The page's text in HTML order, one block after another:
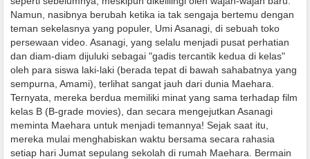
Namun, nasibnya berubah ketika ia tak sengaja bertemu dengan
teman sekelasnya yang populer, Umi Asanagi, di sebuah toko
persewaan video. Asanagi, yang selalu menjadi pusat perhatian
dan diam-diam dijuluki sebagai "gadis tercantik kedua di kelas"
oleh para siswa laki-laki (berada tepat di bawah sahabatnya yang
sempurna, Amami), terlihat sangat jauh dari dunia Maehara.
Ternyata, mereka berdua memiliki minat yang sama terhadap film
kelas B (B-grade movies), dan secara mengejutkan Asanagi
meminta Maehara untuk menjadi temannya! Sejak saat itu,
mereka mulai menghabiskan waktu bersama secara rahasia
setiap hari Jumat sepulang sekolah di rumah Maehara. Bermain